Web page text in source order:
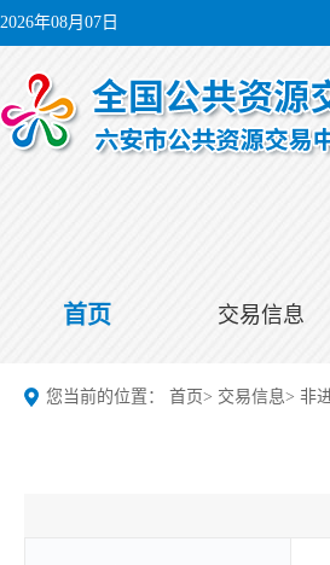
2026年08月07日
首页 交易信息
您当前的位置： 首页> 交易信息> 非